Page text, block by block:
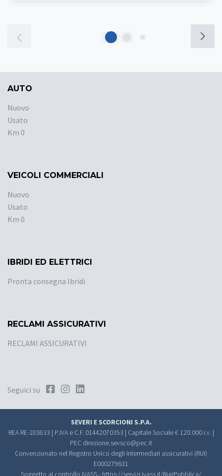
AUTO
Nuovo
Usato
Km 0
VEICOLI COMMERCIALI
Nuovo
Usato
Km 0
IBRIDI ED ELETTRICI
Pronta consegna Ibridi
RECLAMI ASSICURATIVI
RECLAMI ASSICURATIVI
Seguici su
SEVERI E SCORCIONI S.P.A.
REA RE-185833 | P.IVA e C.F. 01442070353 | Capitale Sociale € 120.000 i.v. |
PEC direzione.sevsco@pec.it
Convenzionato nel Registro Unico degli Intermediari assicurativi (RUI)
E000279631
Soggetto al controllo IVASS - https://servizi.ivass.it/RuirPubblica/